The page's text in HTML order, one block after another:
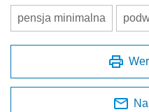
pensja minimalna